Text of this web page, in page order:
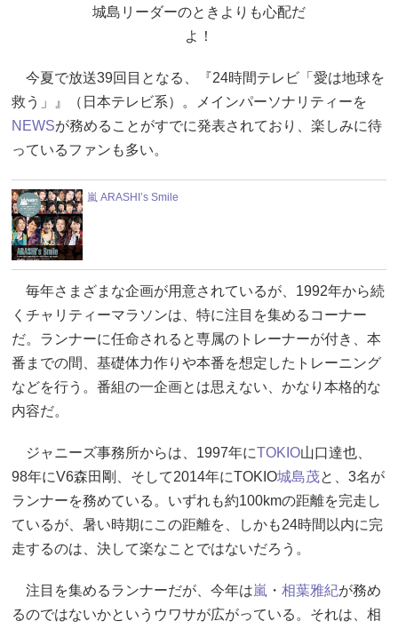
城島リーダーのときよりも心配だ
よ！
今夏で放送39回目となる、『24時間テレビ「愛は地球を
救う」』（日本テレビ系）。メインパーソナリティーを
NEWSが務めることがすでに発表されており、楽しみに待
っているファンも多い。
嵐 ARASHI’s Smile
毎年さまざまな企画が用意されているが、1992年から続
くチャリティーマラソンは、特に注目を集めるコーナー
だ。ランナーに任命されると専属のトレーナーが付き、本
番までの間、基礎体力作りや本番を想定したトレーニング
などを行う。番組の一企画とは思えない、かなり本格的な
内容だ。
ジャニーズ事務所からは、1997年にTOKIO山口達也、
98年にV6森田剛、そして2014年にTOKIO城島茂と、3名が
ランナーを務めている。いずれも約100kmの距離を完走し
ているが、暑い時期にこの距離を、しかも24時間以内に完
走するのは、決して楽なことではないだろう。
注目を集めるランナーだが、今年は嵐 ・ 相葉雅紀が務め
るのではないかというウワサが広がっている。それは、相